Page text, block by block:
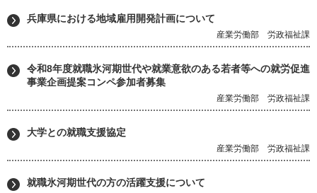
兵庫県における地域雇用開発計画について
産業労働部 労政福祉課
令和8年度就職氷河期世代や就業意欲のある若者等への就労促進
事業企画提案コンペ参加者募集
産業労働部 労政福祉課
大学との就職支援協定
産業労働部 労政福祉課
就職氷河期世代の方の活躍支援について